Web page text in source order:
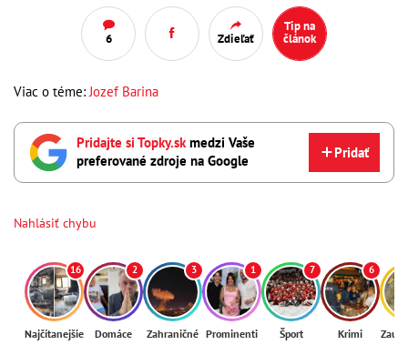
6 Zdieľať
Tip na
článok
Viac o téme: Jozef Barina
Pridajte si Topky.skmedzi Vaše
preferované zdroje na Google
Pridať
Nahlásiť chybu
16
Najčítanejšie
2
Domáce
3
Zahraničné
1
Prominenti
7
Šport
6
Krimi